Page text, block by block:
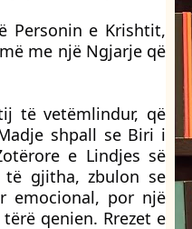
Personin e Krishtit,
me një Ngjarje që
të vetëmlindur, që
shpall se Biri i
e Lindjes së
të gjitha, zbulon se
emocional, por një
qenien. Rrezet e